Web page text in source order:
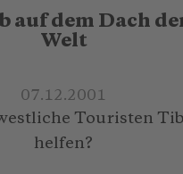
auf dem Dach
Welt
07.12.2001
Touristen
helfen?